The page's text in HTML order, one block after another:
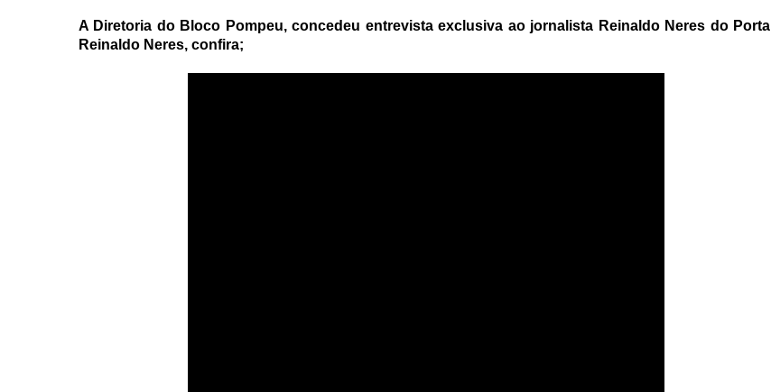
A Diretoria do Bloco Pompeu, concedeu entrevista exclusiva ao jornalista Reinaldo Neres do Portal
Reinaldo Neres, confira;